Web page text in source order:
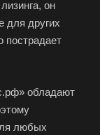
он
для других
пострадает
обладают
любых